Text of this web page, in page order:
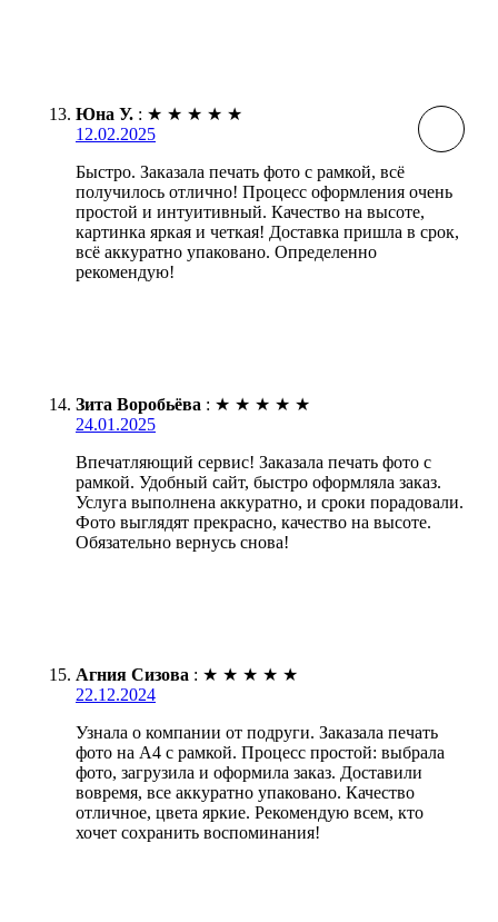
Юна У. : ★ ★ ★ ★ ★
12.02.2025
Быстро. Заказала печать фото с рамкой, всё
получилось отлично! Процесс оформления очень
простой и интуитивный. Качество на высоте,
картинка яркая и четкая! Доставка пришла в срок,
всё аккуратно упаковано. Определенно
рекомендую!
Зита Воробьёва : ★ ★ ★ ★ ★
24.01.2025
Впечатляющий сервис! Заказала печать фото с
рамкой. Удобный сайт, быстро оформляла заказ.
Услуга выполнена аккуратно, и сроки порадовали.
Фото выглядят прекрасно, качество на высоте.
Обязательно вернусь снова!
Агния Сизова : ★ ★ ★ ★ ★
22.12.2024
Узнала о компании от подруги. Заказала печать
фото на А4 с рамкой. Процесс простой: выбрала
фото, загрузила и оформила заказ. Доставили
вовремя, все аккуратно упаковано. Качество
отличное, цвета яркие. Рекомендую всем, кто
хочет сохранить воспоминания!